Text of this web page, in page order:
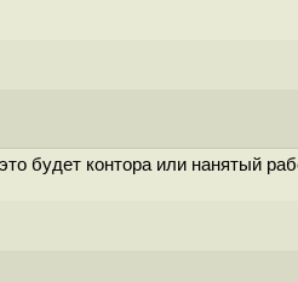
будет контора или нанятый